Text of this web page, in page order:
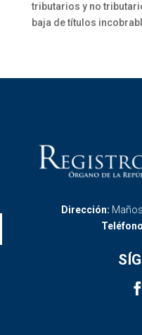
tributarios y no
baja de títulos
Dirección: